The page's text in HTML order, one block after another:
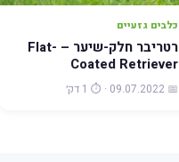
כלבים גזעיים
רטריבר חלק-שיער – Flat-
Coated Retriever
📅 09.07.2022 · ⏱️ 1 דק׳